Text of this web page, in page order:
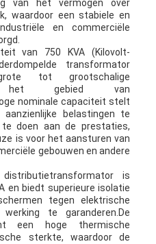
van het vermogen over
waardoor een stabiele en
en commerciële
van 750 KVA (Kilovolt-
transformator
tot grootschalige
het gebied van
nominale capaciteit stelt
belastingen te
doen aan de prestaties,
is voor het aansturen van
gebouwen en andere
distributietransformator is
en biedt superieure isolatie
tegen elektrische
te garanderen.De
een hoge thermische
sterkte, waardoor de